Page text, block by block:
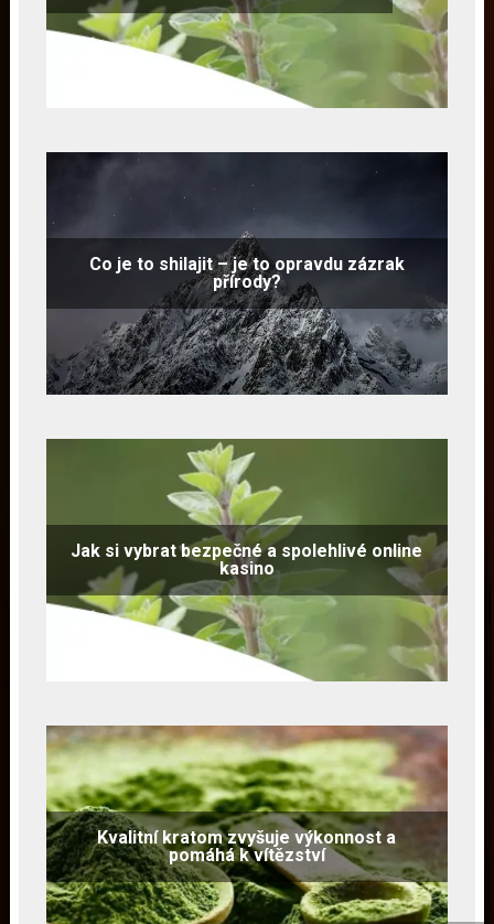
Co je to shilajit – je to opravdu zázrak
přírody?
Jak si vybrat bezpečné a spolehlivé online
kasino
Kvalitní kratom zvyšuje výkonnost a
pomáhá k vítězství